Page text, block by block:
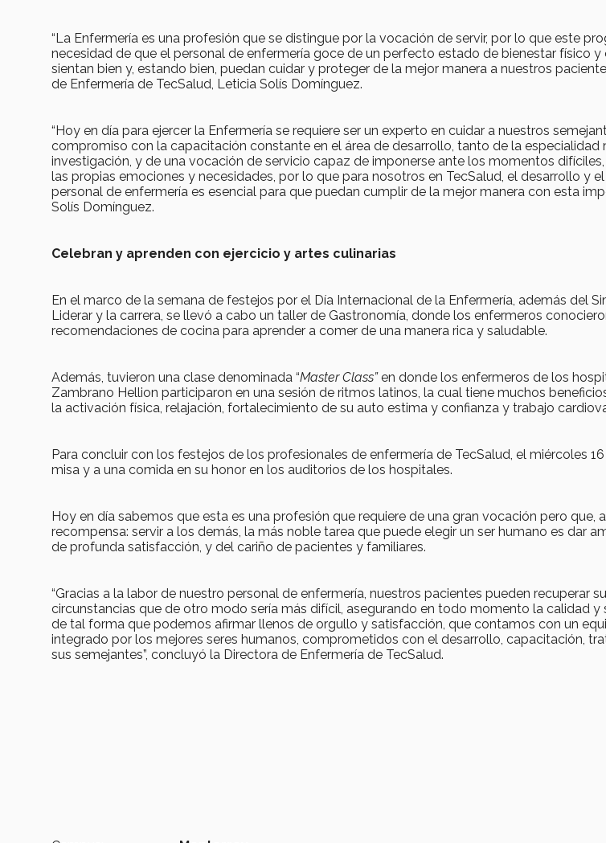
“La Enfermería es una profesión que se distingue por la vocación de servir, por lo que este
necesidad de que el personal de enfermería goce de un perfecto estado de bienestar físico
sientan bien y, estando bien, puedan cuidar y proteger de la mejor manera a nuestros
de Enfermería de TecSalud, Leticia Solís Domínguez.
“Hoy en día para ejercer la Enfermería se requiere ser un experto en cuidar a nuestros
compromiso con la capacitación constante en el área de desarrollo, tanto de la especialidad
investigación, y de una vocación de servicio capaz de imponerse ante los momentos
las propias emociones y necesidades, por lo que para nosotros en TecSalud, el desarrollo y
personal de enfermería es esencial para que puedan cumplir de la mejor manera con esta
Solís Domínguez.
Celebran y aprenden con ejercicio y artes culinarias
En el marco de la semana de festejos por el Día Internacional de la Enfermería, además del
Liderar y la carrera, se llevó a cabo un taller de Gastronomía, donde los enfermeros
recomendaciones de cocina para aprender a comer de una manera rica y saludable.
Además, tuvieron una clase denominada “Master Class”en donde los enfermeros de los
Zambrano Hellion participaron en una sesión de ritmos latinos, la cual tiene muchos
la activación física, relajación, fortalecimiento de su auto estima y confianza y trabajo
Para concluir con los festejos de los profesionales de enfermería de TecSalud, el miércoles
misa y a una comida en su honor en los auditorios de los hospitales.
Hoy en día sabemos que esta es una profesión que requiere de una gran vocación pero que,
recompensa: servir a los demás, la más noble tarea que puede elegir un ser humano es dar
de profunda satisfacción, y del cariño de pacientes y familiares.
“Gracias a la labor de nuestro personal de enfermería, nuestros pacientes pueden recuperar
circunstancias que de otro modo sería más difícil, asegurando en todo momento la calidad y
de tal forma que podemos afirmar llenos de orgullo y satisfacción, que contamos con un
integrado por los mejores seres humanos, comprometidos con el desarrollo, capacitación,
sus semejantes”, concluyó la Directora de Enfermería de TecSalud.